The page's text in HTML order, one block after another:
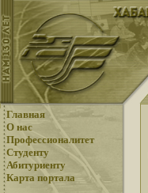
Главная
О нас
Профессионалитет
Студенту
Абитуриенту
Карта портала